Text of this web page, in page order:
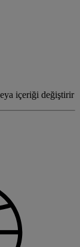
içeriği değiştirir